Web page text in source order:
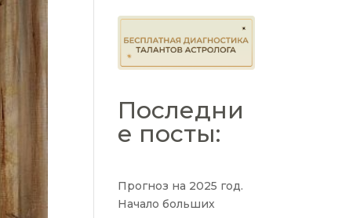
Последни
е посты:
Прогноз на 2025 год.
Начало больших